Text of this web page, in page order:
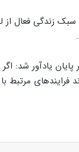
زندگی فعال از
یادآور شد:
فرایندهای مرتبط